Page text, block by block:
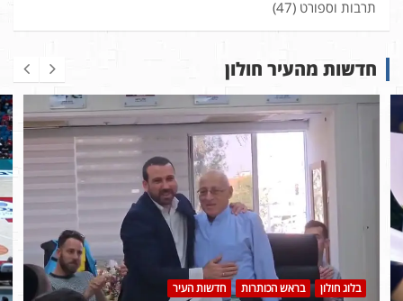
תרבות וספורט (47)
חדשות מהעיר חולון
בלוג חולון בראש הכותרות חדשות העיר